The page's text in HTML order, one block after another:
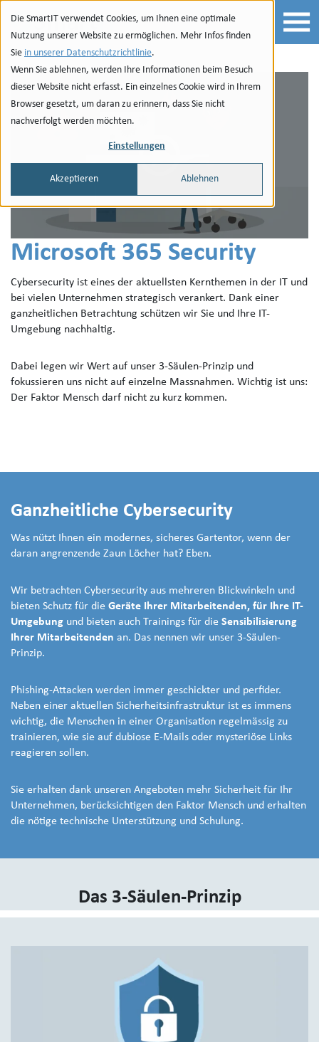
Die SmartIT verwendet Cookies, um Ihnen eine optimale
Nutzung unserer Website zu ermöglichen. Mehr Infos finden
Sie in unserer Datenschutzrichtlinie.
Wenn Sie ablehnen, werden Ihre Informationen beim Besuch
dieser Website nicht erfasst. Ein einzelnes Cookie wird in Ihrem
Browser gesetzt, um daran zu erinnern, dass Sie nicht
nachverfolgt werden möchten.
Einstellungen
Akzeptieren Ablehnen
Zur Navigation
zu den Quicklinks
Zur Suche
Zum Inhalt
Microsoft 365 Security
Cybersecurity ist eines der aktuellsten Kernthemen in der IT und
bei vielen Unternehmen strategisch verankert. Dank einer
ganzheitlichen Betrachtung schützen wir Sie und Ihre IT-
Umgebung nachhaltig.
Dabei legen wir Wert auf unser 3-Säulen-Prinzip und
fokussieren uns nicht auf einzelne Massnahmen. Wichtig ist uns:
Der Faktor Mensch darf nicht zu kurz kommen.
Ganzheitliche Cybersecurity
Was nützt Ihnen ein modernes, sicheres Gartentor, wenn der
daran angrenzende Zaun Löcher hat? Eben.
Wir betrachten Cybersecurity aus mehreren Blickwinkeln und
bieten Schutz für die Geräte Ihrer Mitarbeitenden, für Ihre IT-
Umgebung und bieten auch Trainings für die Sensibilisierung
Ihrer Mitarbeitenden an. Das nennen wir unser 3-Säulen-
Prinzip.
Phishing-Attacken werden immer geschickter und perfider.
Neben einer aktuellen Sicherheitsinfrastruktur ist es immens
wichtig, die Menschen in einer Organisation regelmässig zu
trainieren, wie sie auf dubiose E-Mails oder mysteriöse Links
reagieren sollen.
Sie erhalten dank unseren Angeboten mehr Sicherheit für Ihr
Unternehmen, berücksichtigen den Faktor Mensch und erhalten
die nötige technische Unterstützung und Schulung.
Das 3-Säulen-Prinzip